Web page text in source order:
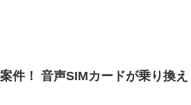
件！ 音声SIMカードが乗り換え